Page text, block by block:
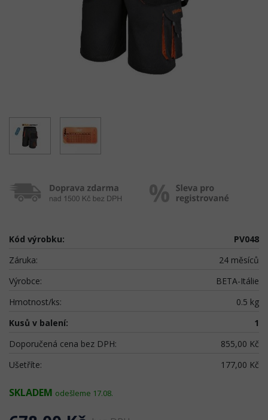
Kód výrobku:
PV048
Záruka:
24 měsíců
Výrobce:
BETA-Itálie
Hmotnost/ks:
0.5 kg
Kusů v balení:
1
Doporučená cena bez DPH:
855,00 Kč
Ušetříte:
177,00 Kč
SKLADEM odešleme 17.08.